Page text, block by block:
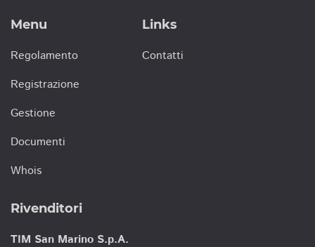
Menu
Regolamento
Registrazione
Gestione
Documenti
Whois
Links
Contatti
Rivenditori
TIM San Marino S.p.A.